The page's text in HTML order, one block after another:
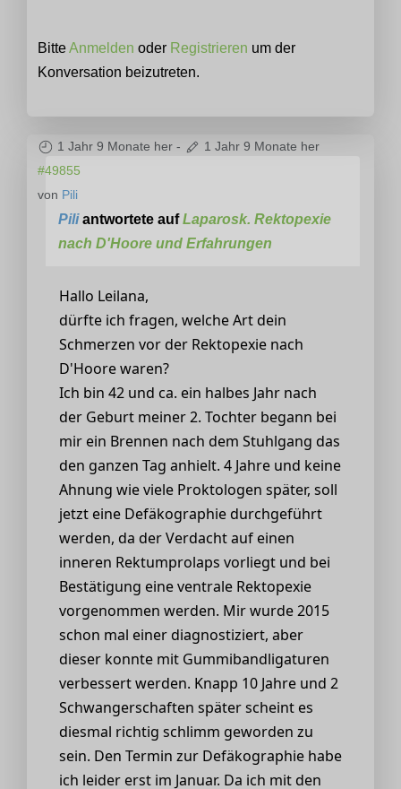
BitteAnmelden oder Registrieren um der
Konversation beizutreten.
1 Jahr 9 Monate her -
1 Jahr 9 Monate her
#49855
von Pili
Piliantwortete aufLaparosk. Rektopexie
nach D'Hoore und Erfahrungen
Hallo Leilana,
dürfte ich fragen, welche Art dein
Schmerzen vor der Rektopexie nach
D'Hoore waren?
Ich bin 42 und ca. ein halbes Jahr nach
der Geburt meiner 2. Tochter begann bei
mir ein Brennen nach dem Stuhlgang das
den ganzen Tag anhielt. 4 Jahre und keine
Ahnung wie viele Proktologen später, soll
jetzt eine Defäkographie durchgeführt
werden, da der Verdacht auf einen
inneren Rektumprolaps vorliegt und bei
Bestätigung eine ventrale Rektopexie
vorgenommen werden. Mir wurde 2015
schon mal einer diagnostiziert, aber
dieser konnte mit Gummibandligaturen
verbessert werden. Knapp 10 Jahre und 2
Schwangerschaften später scheint es
diesmal richtig schlimm geworden zu
sein. Den Termin zur Defäkographie habe
ich leider erst im Januar. Da ich mit den